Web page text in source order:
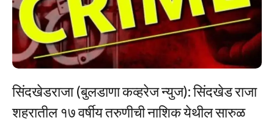
सिंदखेडराजा (बुलडाणा कव्हरेज न्युज): सिंदखेड राजा
शहरातील १७ वर्षीय तरुणीची नाशिक येथील सारुळ